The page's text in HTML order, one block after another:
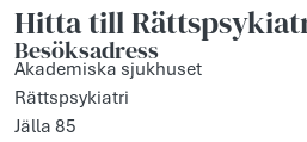
Hitta till
Besöksadress
Akademiska sjukhuset
Rättspsykiatri
Jälla 85